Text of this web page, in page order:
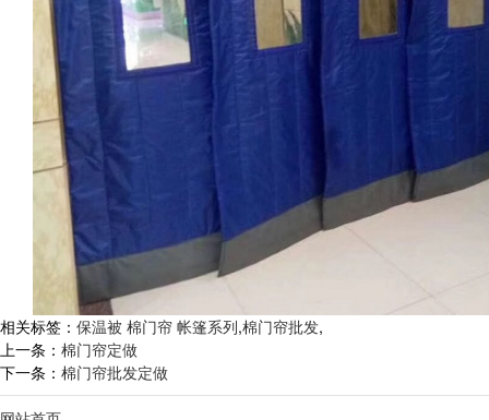
相关标签： 保温被 棉门帘 帐篷系列,棉门帘批发,
上一条： 棉门帘定做
下一条： 棉门帘批发定做